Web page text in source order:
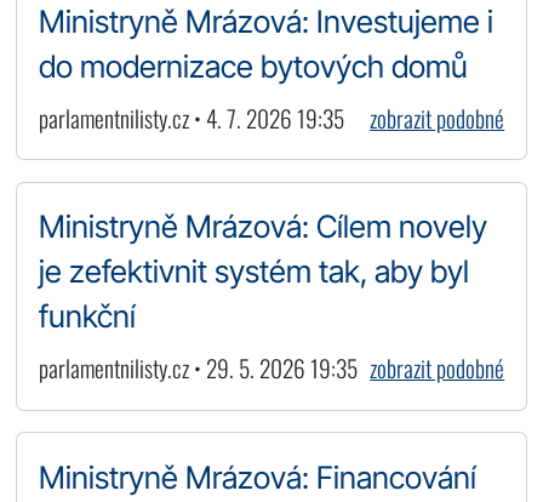
Ministryně Mrázová: Investujeme i
do modernizace bytových domů
parlamentnilisty.cz • 4. 7. 2026 19:35 zobrazit podobné
Ministryně Mrázová: Cílem novely
je zefektivnit systém tak, aby byl
funkční
parlamentnilisty.cz • 29. 5. 2026 19:35 zobrazit podobné
Ministryně Mrázová: Financování